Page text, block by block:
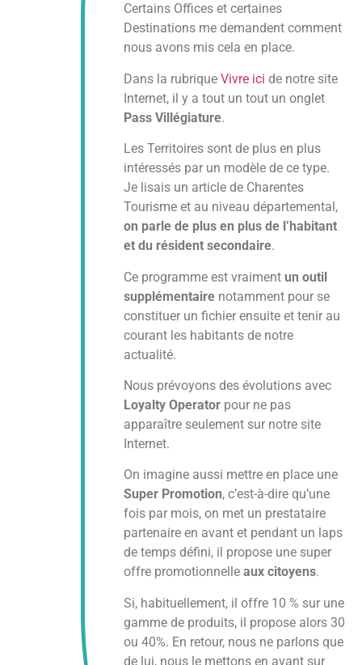
Certains Offices et certaines
Destinations me demandent comment
nous avons mis cela en place.
Dans la rubrique Vivre ici de notre site
Internet, il y a tout un tout un onglet
Pass Villégiature.
Les Territoires sont de plus en plus
intéressés par un modèle de ce type.
Je lisais un article de Charentes
Tourisme et au niveau départemental,
on parle de plus en plus de l’habitant
et du résident secondaire.
Ce programme est vraiment un outil
supplémentaire notamment pour se
constituer un fichier ensuite et tenir au
courant les habitants de notre
actualité.
Nous prévoyons des évolutions avec
Loyalty Operator pour ne pas
apparaître seulement sur notre site
Internet.
On imagine aussi mettre en place une
Super Promotion, c’est-à-dire qu’une
fois par mois, on met un prestataire
partenaire en avant et pendant un laps
de temps défini, il propose une super
offre promotionnelle aux citoyens.
Si, habituellement, il offre 10 % sur une
gamme de produits, il propose alors 30
ou 40%. En retour, nous ne parlons que
de lui, nous le mettons en avant sur